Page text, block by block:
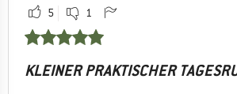
5 1
KLEINER PRAKTISCHER